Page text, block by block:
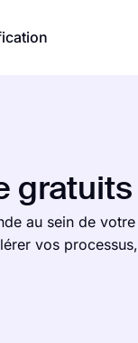
gratuits
au sein de votre
vos processus,